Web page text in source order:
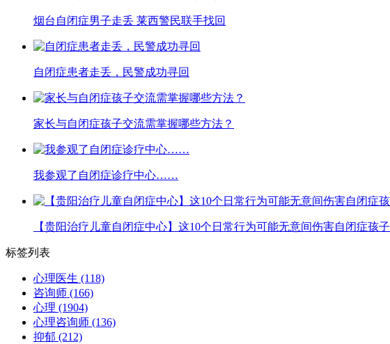
烟台自闭症男子走丢 莱西警民联手找回
自闭症患者走丢，民警成功寻回
家长与自闭症孩子交流需掌握哪些方法？
我参观了自闭症诊疗中心……
【贵阳治疗儿童自闭症中心】这10个日常行为可能无意间伤害自闭症孩子
标签列表
心理医生 (118)
咨询师 (166)
心理 (1904)
心理咨询师 (136)
抑郁 (212)